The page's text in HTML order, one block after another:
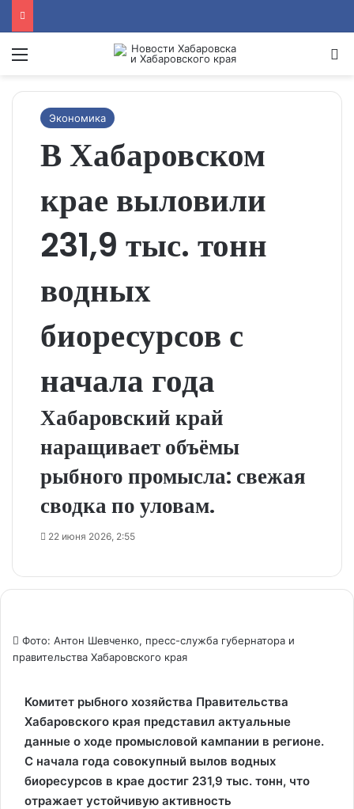
Menu
Экономика
В Хабаровском
крае выловили
231,9 тыс. тонн
водных
биоресурсов с
начала года
Хабаровский край
наращивает объёмы
рыбного промысла: свежая
сводка по уловам.
22 июня 2026, 2:55
Фото: Антон Шевченко, пресс-служба губернатора и
правительства Хабаровского края
Комитет рыбного хозяйства Правительства
Хабаровского края представил актуальные
данные о ходе промысловой кампании в регионе.
С начала года совокупный вылов водных
биоресурсов в крае достиг 231,9 тыс. тонн, что
отражает устойчивую активность